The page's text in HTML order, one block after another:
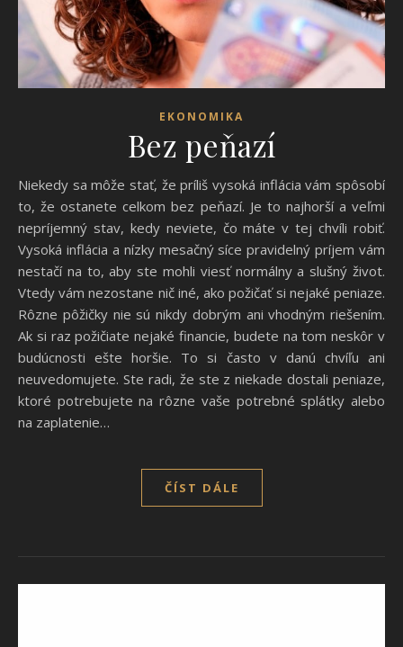
EKONOMIKA
Bez peňazí
Niekedy sa môže stať, že príliš vysoká inflácia vám spôsobí
to, že ostanete celkom bez peňazí. Je to najhorší a veľmi
nepríjemný stav, kedy neviete, čo máte v tej chvíli robiť.
Vysoká inflácia a nízky mesačný síce pravidelný príjem vám
nestačí na to, aby ste mohli viesť normálny a slušný život.
Vtedy vám nezostane nič iné, ako požičať si nejaké peniaze.
Rôzne pôžičky nie sú nikdy dobrým ani vhodným riešením.
Ak si raz požičiate nejaké financie, budete na tom neskôr v
budúcnosti ešte horšie. To si často v danú chvíľu ani
neuvedomujete. Ste radi, že ste z niekade dostali peniaze,
ktoré potrebujete na rôzne vaše potrebné splátky alebo
na zaplatenie…
ČÍST DÁLE